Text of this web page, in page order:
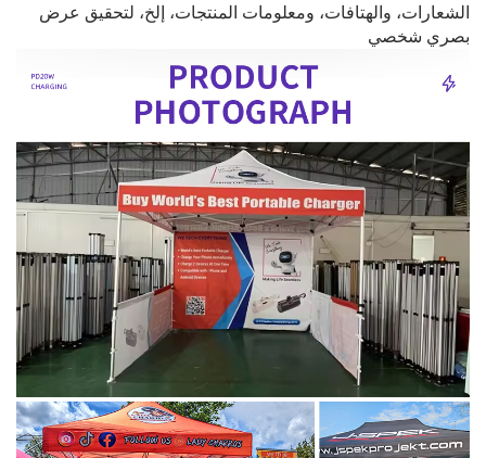
الشعارات، والهتافات، ومعلومات المنتجات، إلخ، لتحقيق عرض
بصري شخصي